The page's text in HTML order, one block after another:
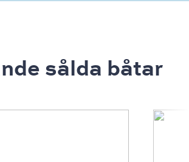
sålda båtar